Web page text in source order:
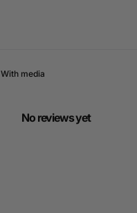
With media
No reviews yet